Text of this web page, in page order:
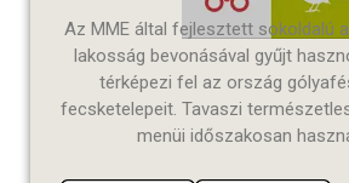
Az MME által fejlesztett sokoldalú
lakosság bevonásával gyűjt
térképezi fel az ország
fecsketelepeit. Tavaszi
menüi időszakosan